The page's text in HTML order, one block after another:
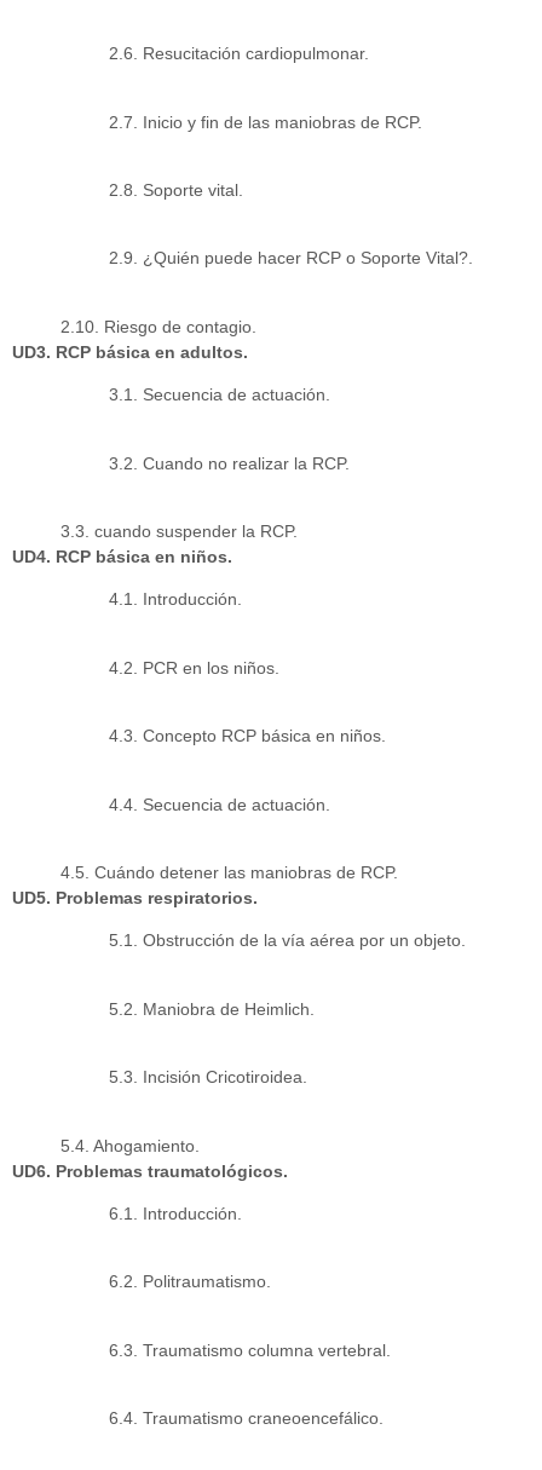
2.6. Resucitación cardiopulmonar.
2.7. Inicio y fin de las maniobras de RCP.
2.8. Soporte vital.
2.9. ¿Quién puede hacer RCP o Soporte Vital?.
2.10. Riesgo de contagio.
UD3. RCP básica en adultos.
3.1. Secuencia de actuación.
3.2. Cuando no realizar la RCP.
3.3. cuando suspender la RCP.
UD4. RCP básica en niños.
4.1. Introducción.
4.2. PCR en los niños.
4.3. Concepto RCP básica en niños.
4.4. Secuencia de actuación.
4.5. Cuándo detener las maniobras de RCP.
UD5. Problemas respiratorios.
5.1. Obstrucción de la vía aérea por un objeto.
5.2. Maniobra de Heimlich.
5.3. Incisión Cricotiroidea.
5.4. Ahogamiento.
UD6. Problemas traumatológicos.
6.1. Introducción.
6.2. Politraumatismo.
6.3. Traumatismo columna vertebral.
6.4. Traumatismo craneoencefálico.